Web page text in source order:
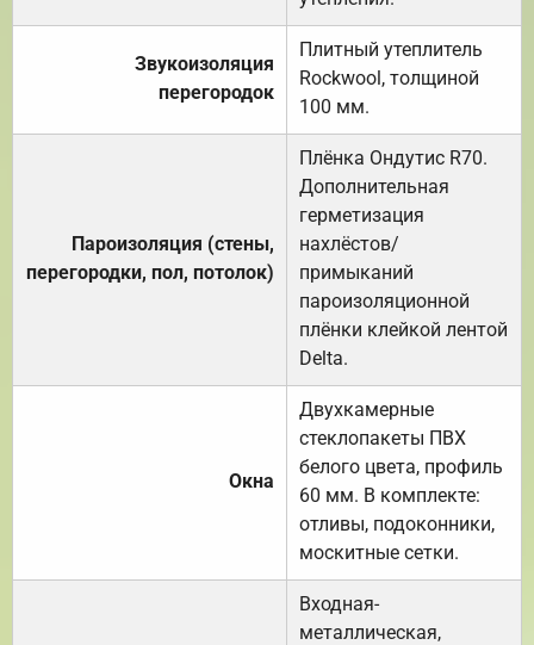
Звукоизоляция
перегородок
Плитный утеплитель
Rockwool, толщиной
100 мм.
Пароизоляция (стены,
перегородки, пол, потолок)
Плёнка Ондутис R70.
Дополнительная
герметизация
нахлёстов/
примыканий
пароизоляционной
плёнки клейкой лентой
Delta.
Окна
Двухкамерные
стеклопакеты ПВХ
белого цвета, профиль
60 мм. В комплекте:
отливы, подоконники,
москитные сетки.
Входная-
металлическая,